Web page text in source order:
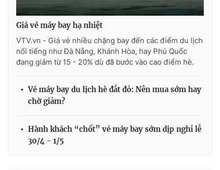
Ðiện thoại Thời báo VTV:
024.66 897 897
Liên hệ quảng cáo:
Giá vé máy bay hạ nhiệt
VTV.vn - Giá vé nhiều chặng bay đến các điểm du lịch
nổi tiếng như Đà Nẵng, Khánh Hòa, hay Phú Quốc
đang giảm từ 15 - 20% dù đã bước vào cao điểm hè.
Vé máy bay du lịch hè đắt đỏ: Nên mua sớm hay
chờ giảm?
Hành khách “chốt” vé máy bay sớm dịp nghỉ lễ
30/4 - 1/5